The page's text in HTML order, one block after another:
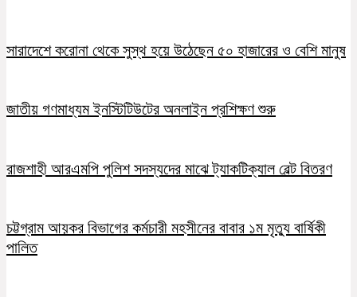
সারাদেশে করোনা থেকে সুস্থ হয়ে উঠেছেন ৫০ হাজারের ও বেশি মানুষ
জাতীয় গণমাধ্যম ইনস্টিটিউটের অনলাইন প্রশিক্ষণ শুরু
রাজশাহী আরএমপি পুলিশ সদস্যদের মাঝে ট্যাকটিক্যাল বেল্ট বিতরণ
চট্টগ্রাম আয়কর বিভাগের কর্মচারী মহসীনের বাবার ১ম মৃত্যু বার্ষিকী
পালিত